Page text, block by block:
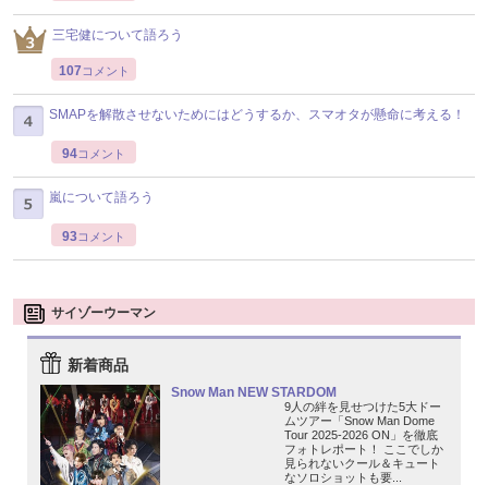
三宅健について語ろう
107 コメント
SMAPを解散させないためにはどうするか、スマオタが懸命に考える！
94コメント
嵐について語ろう
93コメント
サイゾーウーマン
新着商品
Snow Man NEW STARDOM
9人の絆を見せつけた5大ドー
ムツアー「Snow Man Dome
Tour 2025-2026 ON」を徹底
フォトレポート！ ここでしか
見られないクール＆キュート
なソロショットも要...